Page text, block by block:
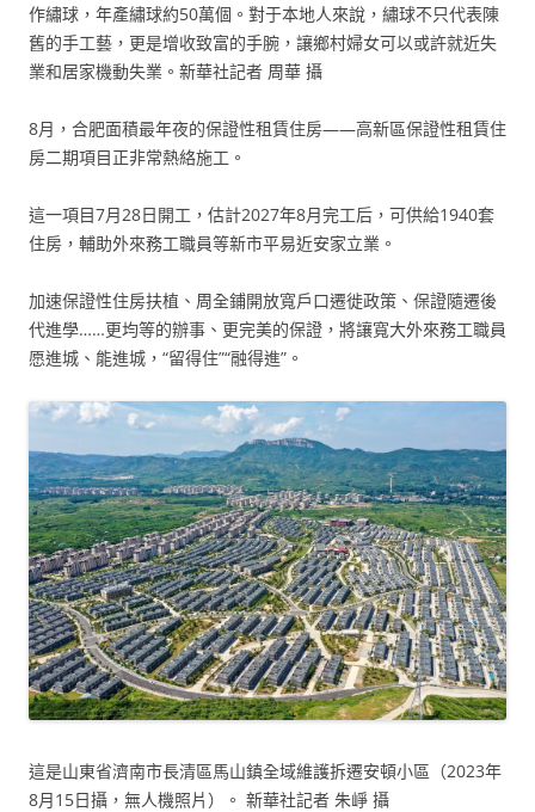
作繡球，年產繡球約50萬個。對于本地人來說，繡球不只代表陳
舊的手工藝，更是增收致富的手腕，讓鄉村婦女可以或許就近失
業和居家機動失業。新華社記者 周華 攝
8月，合肥面積最年夜的保證性租賃住房——高新區保證性租賃住
房二期項目正非常熱絡施工。
這一項目7月28日開工，估計2027年8月完工后，可供給1940套
住房，輔助外來務工職員等新市平易近安家立業。
加速保證性住房扶植、周全鋪開放寬戶口遷徙政策、保證隨遷後
代進學……更均等的辦事、更完美的保證，將讓寬大外來務工職員
愿進城、能進城，“留得住”“融得進”。
這是山東省濟南市長清區馬山鎮全域維護拆遷安頓小區（2023年
8月15日攝，無人機照片）。 新華社記者 朱崢 攝